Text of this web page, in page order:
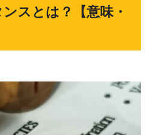
スとは？【意味・